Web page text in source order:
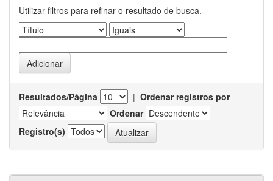
Utilizar filtros para refinar o resultado de busca.
Resultados/Página | Ordenar registros por
Ordenar
Registro(s)